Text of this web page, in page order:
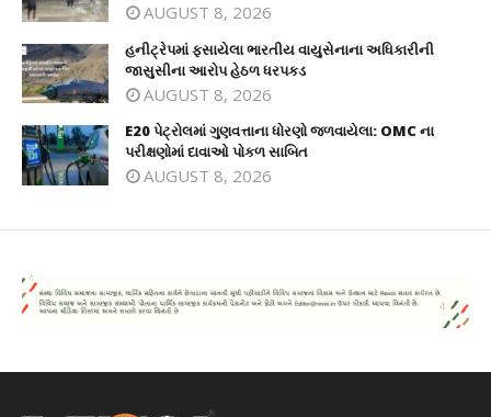
AUGUST 8, 2026
હનીટ્રેપમાં ફસાયેલા ભારતીય વાયુસેનાના અધિકારીની
જાસુસીના આરોપ હેઠળ ધરપકડ
AUGUST 8, 2026
E20 પેટ્રોલમાં ગુણવત્તાના ધોરણો જળવાયેલા: OMC ના
પરીક્ષણોમાં દાવાઓ પોકળ સાબિત
AUGUST 8, 2026